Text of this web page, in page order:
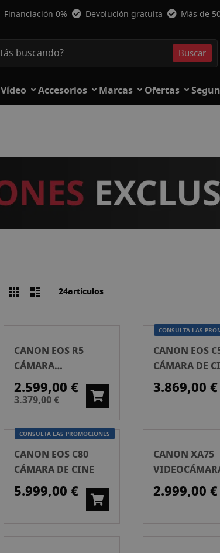
Financiación 0% Devolución gratuita Más de
Buscar
Vídeo Accesorios Marcas Ofertas
VerParrillaLista24artículos
CANON EOS R5
CÁMARA
MIRRORLESS
(CUERPO)
2.599,00 €
3.379,00 €
CONSULTA LAS
CANON EOS
CÁMARA DE
3.869,00 €
CONSULTA LAS PROMOCIONES
CANON EOS C80
CÁMARA DE CINE
5.999,00 €
CANON XA75
PROFESIONAL
2.999,00 €